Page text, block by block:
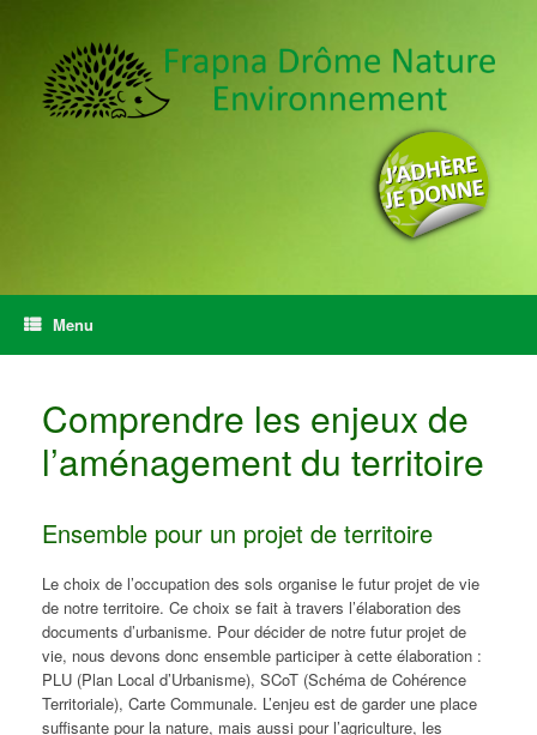
Menu
Comprendre les enjeux de
l’aménagement du territoire
Ensemble pour un projet de territoire
Le choix de l’occupation des sols organise le futur projet de vie
de notre territoire. Ce choix se fait à travers l’élaboration des
documents d’urbanisme. Pour décider de notre futur projet de
vie, nous devons donc ensemble participer à cette élaboration :
PLU (Plan Local d’Urbanisme), SCoT (Schéma de Cohérence
Territoriale), Carte Communale. L’enjeu est de garder une place
suffisante pour la nature, mais aussi pour l’agriculture, les